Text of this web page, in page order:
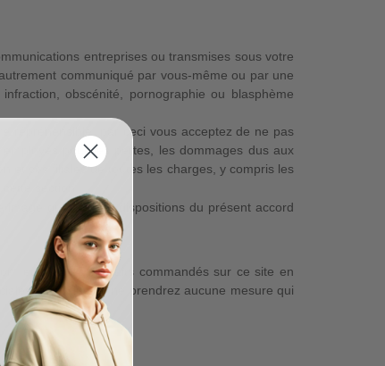
entreprises ou transmises sous votre
communiqué par vous-même ou par une
obscénité, pornographie ou blasphème
répréhensible, par ceci vous acceptez de ne pas
pour les pertes, les dommages dus aux
et ses filiales de toutes les charges, y compris les
section.
qui viole les dispositions du présent accord
et tous les produits commandés sur ce site en
et locales, et ne prendrez aucune mesure qui